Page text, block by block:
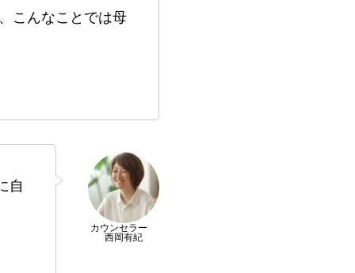
こんなことでは母
カウンセラー
西岡有紀
自